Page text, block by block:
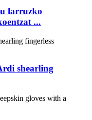
larruzko
...
shearling